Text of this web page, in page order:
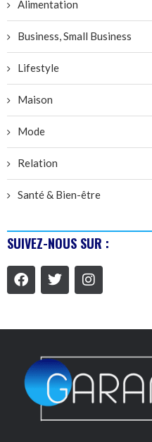
Alimentation
Business, Small Business
Lifestyle
Maison
Mode
Relation
Santé & Bien-être
SUIVEZ-NOUS SUR :